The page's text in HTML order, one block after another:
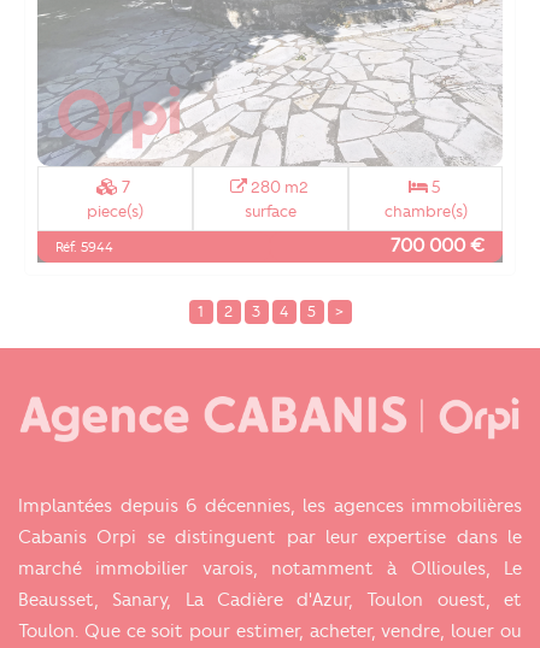
7
piece(s)
280 m2
surface
5
chambre(s)
Réf. 5944 700 000 €
1 2 3 4 5 >
Implantées depuis 6 décennies, les agences immobilières
Cabanis Orpi se distinguent par leur expertise dans le
marché immobilier varois, notamment à Ollioules, Le
Beausset, Sanary, La Cadière d'Azur, Toulon ouest, et
Toulon. Que ce soit pour estimer, acheter, vendre, louer ou